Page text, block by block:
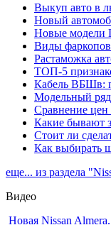
Выкуп авто в
Новый
Новые модели
Виды
Растаможка
ТОП-5
Кабель ВБШв:
Модельный
Сравнение
Какие бывают
Стоит ли
Как выбирать
еще... из раздела
Видео
Новая Nissan